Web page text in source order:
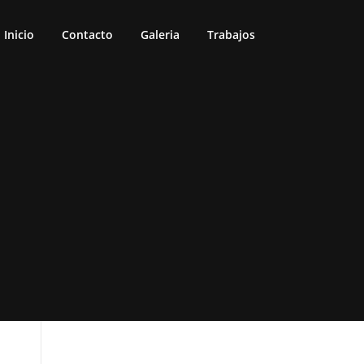
Inicio Contacto Galeria Trabajos